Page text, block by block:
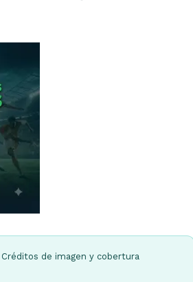
de imagen y cobertura